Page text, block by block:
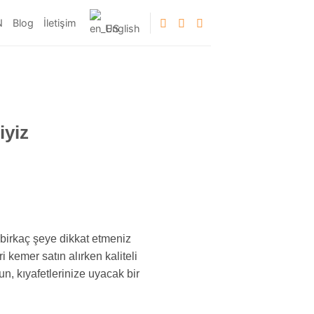
Blog İletişim English
şeye dikkat etmeniz
kemer satın alırken kaliteli
kıyafetlerinize uyacak bir